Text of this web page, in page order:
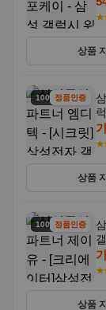
상품
100% 할인
정품인증
상품
25% 할인정품인증
상품